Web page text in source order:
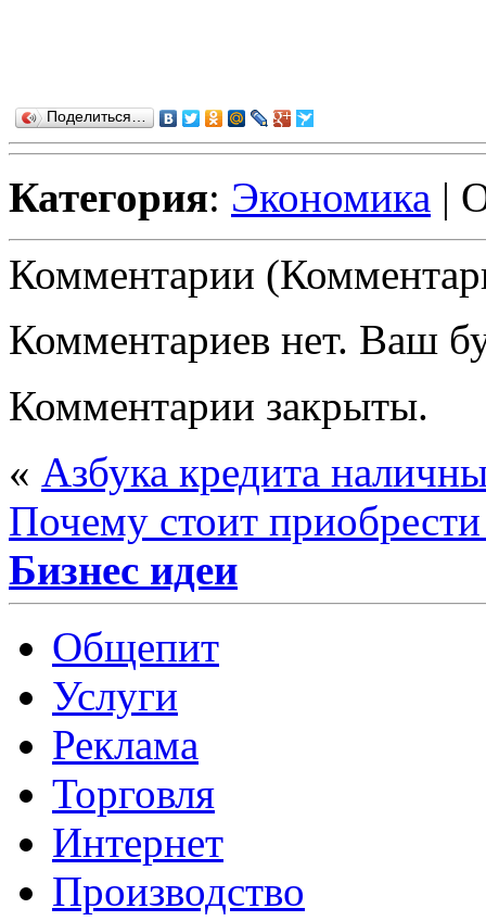
Поделиться…
Категория: Экономика |
Комментарии
Комментариев нет. Ваш
Комментарии закрыты.
« Азбука кредита
Почему стоит
Бизнес идеи
Общепит
Услуги
Реклама
Торговля
Интернет
Производство